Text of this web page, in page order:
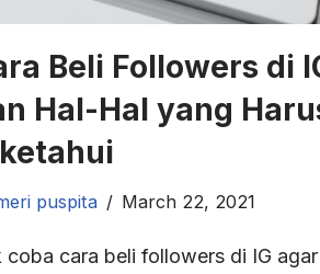
Beli Followers di
Hal-Hal yang
puspita March 22, 2021
coba cara beli followers di IG